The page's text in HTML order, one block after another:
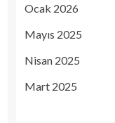
Ocak 2026
Mayıs 2025
Nisan 2025
Mart 2025